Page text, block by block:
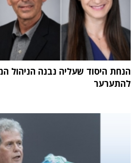
הנחת היסוד שעליה נבנה הניהול
להתערער